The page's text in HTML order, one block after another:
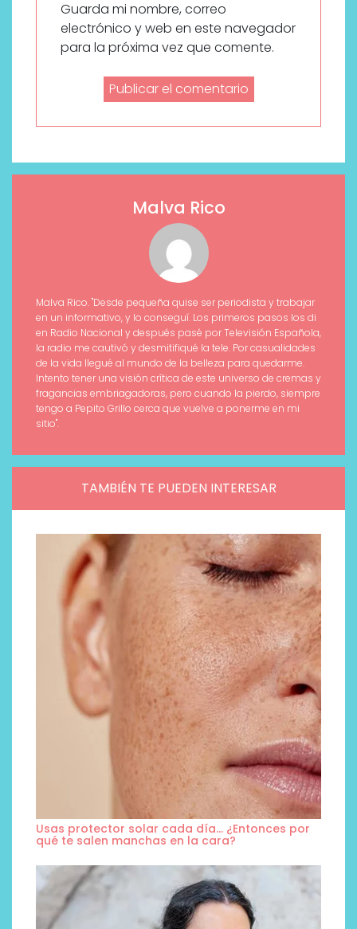
Guarda mi nombre, correo
electrónico y web en este navegador
para la próxima vez que comente.
Malva Rico
Malva Rico. "Desde pequeña quise ser periodista y trabajar
en un informativo, y lo conseguí. Los primeros pasos los di
en Radio Nacional y después pasé por Televisión Española,
la radio me cautivó y desmitifiqué la tele. Por casualidades
de la vida llegué al mundo de la belleza para quedarme.
Intento tener una visión crítica de este universo de cremas y
fragancias embriagadoras, pero cuando la pierdo, siempre
tengo a Pepito Grillo cerca que vuelve a ponerme en mi
sitio".
TAMBIÉN TE PUEDEN INTERESAR
Usas protector solar cada día… ¿Entonces por
qué te salen manchas en la cara?